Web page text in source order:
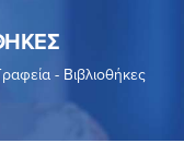
- Βιβλιοθήκες